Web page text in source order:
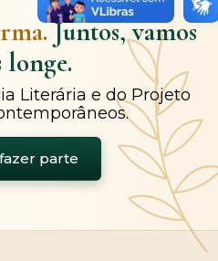
Juntos, vamos
longe.
Literária e do Projeto
parte